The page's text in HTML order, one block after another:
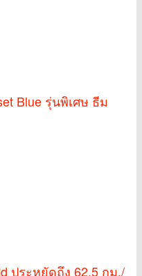
Blue รุ่นพิเศษ ธีม
ประหยัดถึง 62.5 กม./